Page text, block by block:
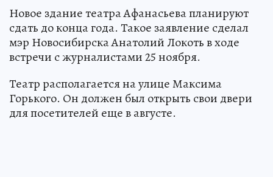
Новое здание театра Афанасьева планируют
сдать до конца года. Такое заявление сделал
мэр Новосибирска Анатолий Локоть в ходе
встречи с журналистами 25 ноября.
Театр располагается на улице Максима
Горького. Он должен был открыть свои двери
для посетителей еще в августе.